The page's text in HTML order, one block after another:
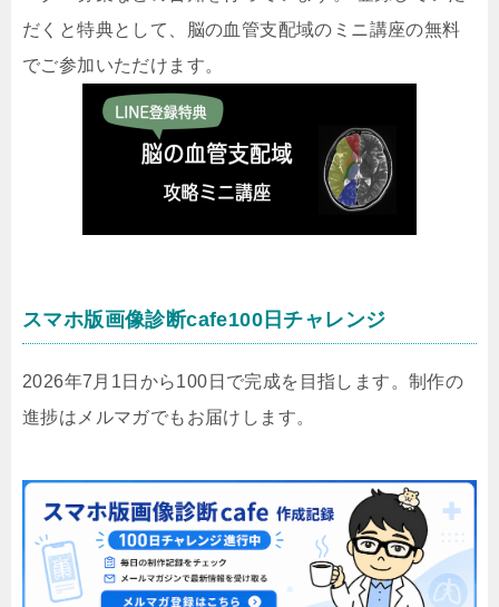
だくと特典として、脳の血管支配域のミニ講座の無料
でご参加いただけます。
スマホ版画像診断cafe100日チャレンジ
2026年7月1日から100日で完成を目指します。制作の
進捗はメルマガでもお届けします。